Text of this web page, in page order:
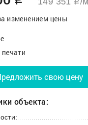
q
изменением цены
свою цену
объекта: